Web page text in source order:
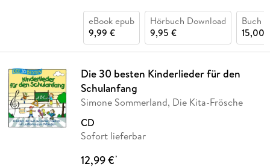
eBook epub
9,99 €
Hörbuch Download
9,95 €
Buch
15,00
Die 30 besten Kinderlieder für den
Schulanfang
Simone Sommerland, Die Kita-Frösche
CD
Sofort lieferbar
12,99 €*